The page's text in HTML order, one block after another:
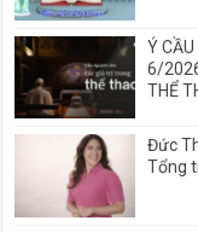
Ý
6/
THỂ
Đức
Tổng